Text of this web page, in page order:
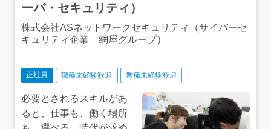
ーバ・セキュリティ）
株式会社ASネットワークセキュリティ（サイバーセ
キュリティ企業 網屋グループ）
正社員 職種未経験歓迎 業種未経験歓迎
必要とされるスキルがあ
ると、仕事も、働く場所